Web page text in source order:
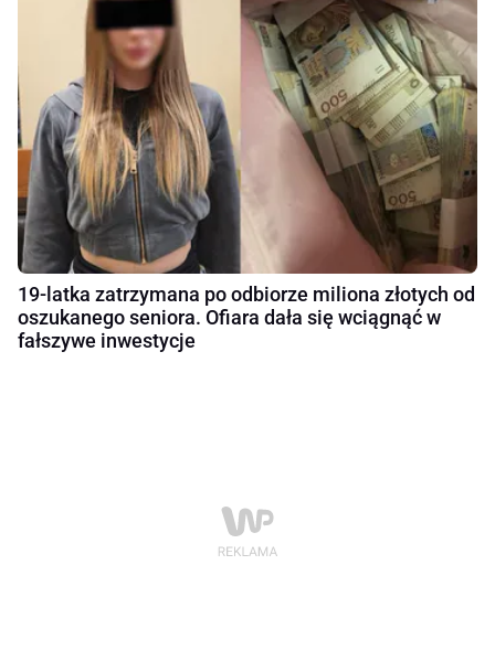
19-latka zatrzymana po odbiorze miliona złotych od
oszukanego seniora. Ofiara dała się wciągnąć w
fałszywe inwestycje